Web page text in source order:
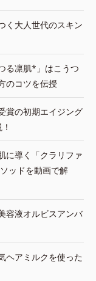
く大人世代のスキン
る凛肌*」はこうつ
のコツを伝授
賞の初期エイジング
に導く「クラリファ
ッドを動画で解
容液オルビスアンバ
ヘアミルクを使った